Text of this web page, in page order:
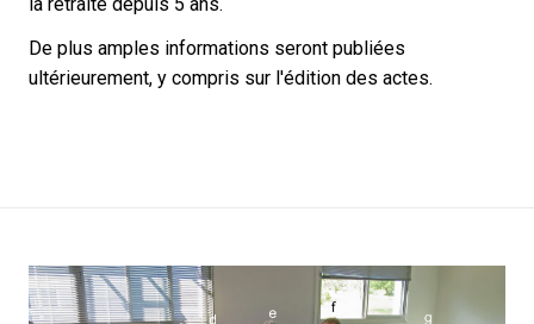
De plus amples informations seront publiées
ultérieurement, y compris sur l'édition des actes.